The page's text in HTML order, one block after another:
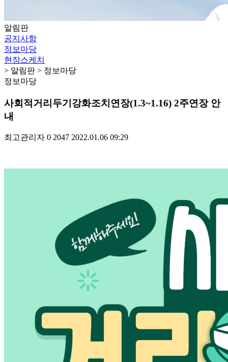
알림판
공지사항
정보마당
현장스케치
> 알림판 > 정보마당
정보마당
사회적거리두기강화조치연장(1.3~1.16) 2주연장 안
내
최고관리자 0 2047 2022.01.06 09:29